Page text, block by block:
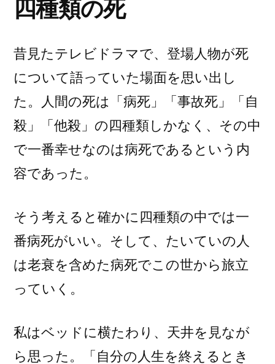
四種類の死
昔見たテレビドラマで、登場人物が死
について語っていた場面を思い出し
た。人間の死は「病死」「事故死」「自
殺」「他殺」の四種類しかなく、その中
で一番幸せなのは病死であるという内
容であった。
そう考えると確かに四種類の中では一
番病死がいい。そして、たいていの人
は老衰を含めた病死でこの世から旅立
っていく。
私はベッドに横たわり、天井を見なが
ら思った。「自分の人生を終えるとき